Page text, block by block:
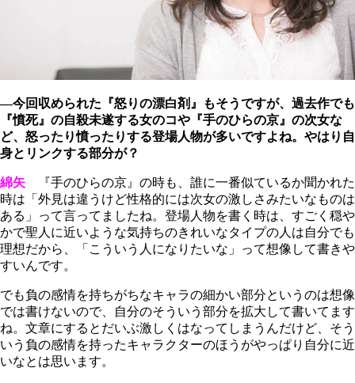
―今回収められた『怒りの漂白剤』もそうですが、過去作でも
『憤死』の自殺未遂する女のコや『手のひらの京』の次女な
ど、怒ったり憤ったりする登場人物が多いですよね。やはり自
身とリンクする部分が？
綿矢
『手のひらの京』の時も、誰に一番似ているか聞かれた
時は「外見は違うけど性格的には次女の激しさみたいなものは
ある」って言ってましたね。登場人物を書く時は、すごく穏や
かで聖人に近いような気持ちのきれいなタイプの人は自分でも
理想だから、「こういう人になりたいな」って想像して書きや
すいんです。
でも負の感情を持ちがちなキャラの細かい部分というのは想像
では書けないので、自分のそういう部分を拡大して書いてます
ね。文章にするとだいぶ激しくはなってしまうんだけど、そう
いう負の感情を持ったキャラクターのほうがやっぱり自分に近
いなとは思います。